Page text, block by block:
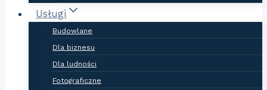
Usługi
Budowlane
Dla biznesu
Dla ludności
Fotograficzne